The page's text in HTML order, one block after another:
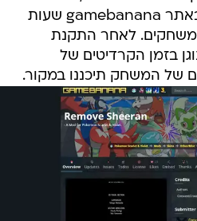
"הסר את שירן" הופיע באתר gamebanana שעות
לאחר התקנת
בזמן הקרדיטים של
המשחק תיכננו במקור.